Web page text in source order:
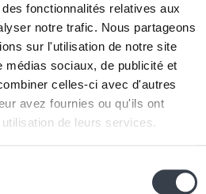
fonctionnalités relatives aux
notre trafic. Nous partageons
sur l'utilisation de notre site
médias sociaux, de publicité et
celles-ci avec d'autres
avez fournies ou qu'ils ont
de leurs services.
et extensible. Par exemple :
{sensor_type}.
ou trop profonds.
QoS 0 pour les données de
QoS 1 pour les alertes et
2 uniquement pour les actions
pour
internes de Mosquitto
messages par seconde,